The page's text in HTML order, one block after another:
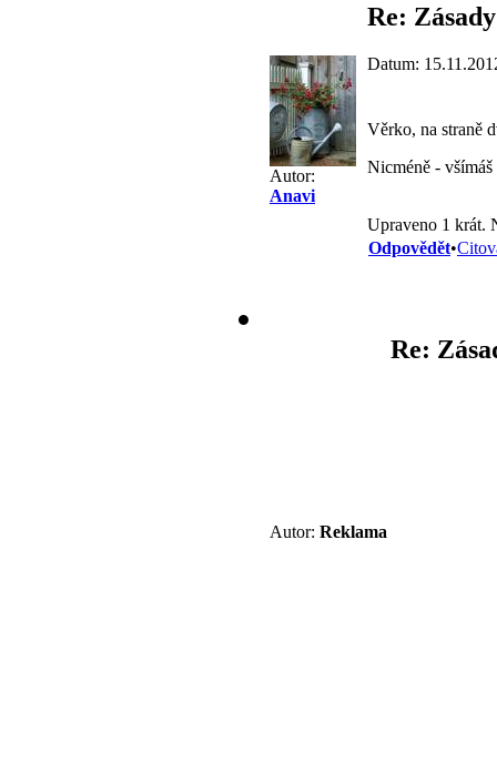
Autor:
Anavi
Re:
Datum:
Věrko, na straně
Nicméně -
Upraveno 1 krát.
Odpovědět•
Autor: Reklama
Re: